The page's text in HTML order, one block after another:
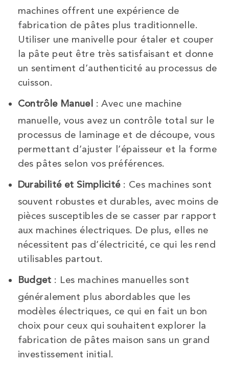
machines offrent une expérience de
fabrication de pâtes plus traditionnelle.
Utiliser une manivelle pour étaler et couper
la pâte peut être très satisfaisant et donne
un sentiment d’authenticité au processus de
cuisson.
Contrôle Manuel : Avec une machine
manuelle, vous avez un contrôle total sur le
processus de laminage et de découpe, vous
permettant d’ajuster l’épaisseur et la forme
des pâtes selon vos préférences.
Durabilité et Simplicité: Ces machines sont
souvent robustes et durables, avec moins de
pièces susceptibles de se casser par rapport
aux machines électriques. De plus, elles ne
nécessitent pas d’électricité, ce qui les rend
utilisables partout.
Budget : Les machines manuelles sont
généralement plus abordables que les
modèles électriques, ce qui en fait un bon
choix pour ceux qui souhaitent explorer la
fabrication de pâtes maison sans un grand
investissement initial.